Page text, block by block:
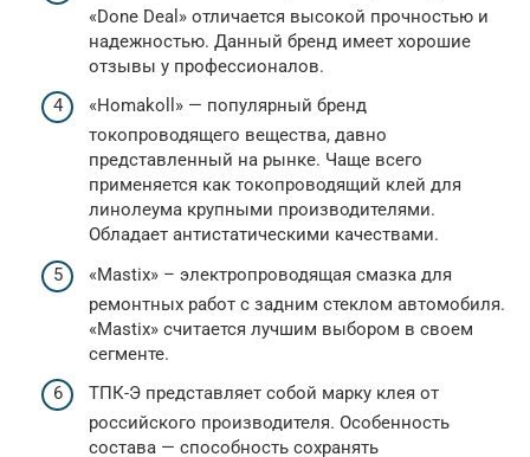
«Done Deal» отличается высокой прочностью и
надежностью. Данный бренд имеет хорошие
отзывы у профессионалов.
«Homakoll» — популярный бренд
токопроводящего вещества, давно
представленный на рынке. Чаще всего
применяется как токопроводящий клей для
линолеума крупными производителями.
Обладает антистатическими качествами.
«Mastix» – электропроводящая смазка для
ремонтных работ с задним стеклом автомобиля.
«Mastix» считается лучшим выбором в своем
сегменте.
ТПК-Э представляет собой марку клея от
российского производителя. Особенность
состава — способность сохранять